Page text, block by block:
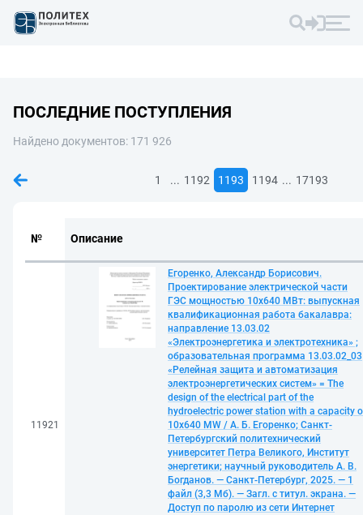
ПОСЛЕДНИЕ ПОСТУПЛЕНИЯ
Найдено документов: 171 926
1 ... 1192 1193 1194 ... 17193
№ Описание
11921
Егоренко, Александр Борисович.
Проектирование электрической части
ГЭС мощностью 10х640 МВт: выпускная
квалификационная работа бакалавра:
направление 13.03.02
«Электроэнергетика и электротехника» ;
образовательная программа 13.03.02_03
«Релейная защита и автоматизация
электроэнергетических систем» = The
design of the electrical part of the
hydroelectric power station with a capacity
10x640 MW / А. Б. Егоренко; Санкт-
Петербургский политехнический
университет Петра Великого, Институт
энергетики; научный руководитель А. В.
Богданов. — Санкт-Петербург, 2025. — 1
файл (3,3 Мб). — Загл. с титул. экрана. —
Доступ по паролю из сети Интернет